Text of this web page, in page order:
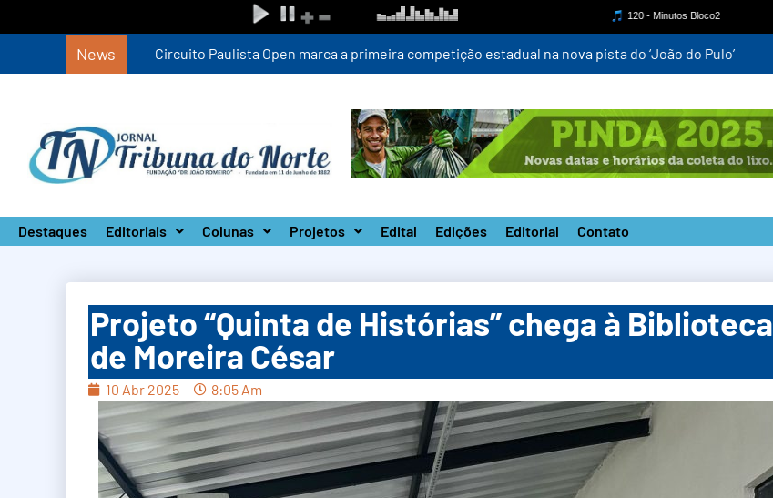
News Circuito Paulista Open marca a primeira competição estadual na nova pista do ‘João do Pulo’
Destaques Editoriais Colunas Projetos Edital Edições Editorial Contato
Projeto “Quinta de Histórias” chega à Biblioteca
de Moreira César
10 Abr 2025 8:05 Am